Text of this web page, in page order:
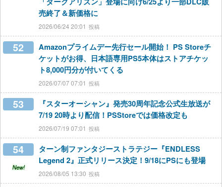
売終了＆新価格に
2026/06/24 20:01
52
Amazonプライムデー先行セール開始！ PS Storeチ
ケットがお得、日本語専用PS5本体はストアチケッ
ト8,000円分が付いてくる
2026/07/07 07:01
53
『スターオーシャン』発売30周年記念公式生放送が
7/19 20時より配信！PSStoreでは価格改定も
2026/07/19 07:01
54
New!
ターン制ファンタジーストラテジー『ENDLESS
Legend 2』正式リリース決定！9/18にPSにも登場
2026/08/05 13:30